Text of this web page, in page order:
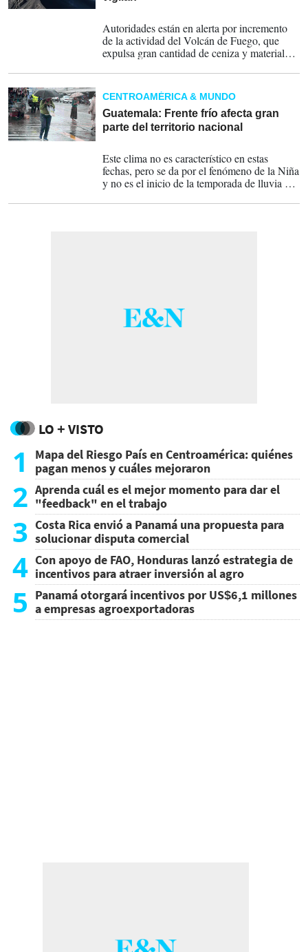
Autoridades están en alerta por incremento
de la actividad del Volcán de Fuego, que
expulsa gran cantidad de ceniza y material
CENTROAMÉRICA & MUNDO
Guatemala: Frente frío afecta gran
parte del territorio nacional
Este clima no es característico en estas
fechas, pero se da por el fenómeno de la Niña
y no es el inicio de la temporada de lluvia de
LO + VISTO
1
Mapa del Riesgo País en Centroamérica: quiénes
pagan menos y cuáles mejoraron
2 Aprenda cuál es el mejor momento para dar el
"feedback" en el trabajo
3 Costa Rica envió a Panamá una propuesta para
solucionar disputa comercial
4 Con apoyo de FAO, Honduras lanzó estrategia de
incentivos para atraer inversión al agro
5 Panamá otorgará incentivos por US$6,1 millones
a empresas agroexportadoras